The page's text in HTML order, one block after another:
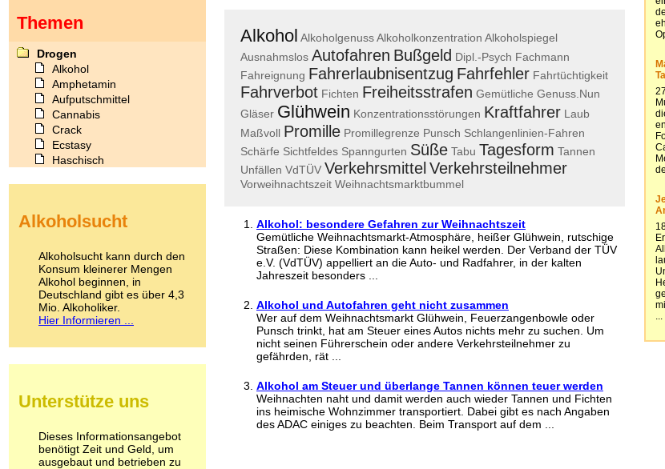
Alkohol AlkoholgenussAlkoholkonzentration Alkoholspiegel
Ausnahmslos Autofahren Bußgeld Dipl.-Psych Fachmann
Fahreignung Fahrerlaubnisentzug Fahrfehler Fahrtüchtigkeit
Fahrverbot Fichten Freiheitsstrafen Gemütliche Genuss.Nun
Gläser Glühwein Konzentrationsstörungen Kraftfahrer Laub
Maßvoll Promille Promillegrenze Punsch Schlangenlinien-Fahren
Schärfe Sichtfeldes Spanngurten Süße Tabu Tagesform Tannen
Unfällen VdTÜV Verkehrsmittel Verkehrsteilnehmer
Vorweihnachtszeit Weihnachtsmarktbummel
Alkohol: besondere Gefahren zur Weihnachtszeit
Gemütliche Weihnachtsmarkt-Atmosphäre, heißer Glühwein, rutschige
Straßen: Diese Kombination kann heikel werden. Der Verband der TÜV
e.V. (VdTÜV) appelliert an die Auto- und Radfahrer, in der kalten
Jahreszeit besonders ...
Alkohol und Autofahren geht nicht zusammen
Wer auf dem Weihnachtsmarkt Glühwein, Feuerzangenbowle oder
Punsch trinkt, hat am Steuer eines Autos nichts mehr zu suchen. Um
nicht seinen Führerschein oder andere Verkehrsteilnehmer zu
gefährden, rät ...
Alkohol am Steuer und überlange Tannen können teuer werden
Weihnachten naht und damit werden auch wieder Tannen und Fichten
ins heimische Wohnzimmer transportiert. Dabei gibt es nach Angaben
des ADAC einiges zu beachten. Beim Transport auf dem ...
Themen
Drogen
Alkohol
Amphetamin
Aufputschmittel
Cannabis
Crack
Ecstasy
Haschisch
Kokain
LSD
Marihuana
Medikamente
Meskalin
Metamphetamin
Methadon
Pilze
Psychopharmaka
Schlafmittel
Schmerzmittel
Alkoholsucht
Alkoholsucht kann durch den
Konsum kleinerer Mengen
Alkohol beginnen, in
Deutschland gibt es über 4,3
Mio. Alkoholiker.
Hier Informieren ...
Unterstütze uns
Dieses Informationsangebot
benötigt Zeit und Geld, um
ausgebaut und betrieben zu